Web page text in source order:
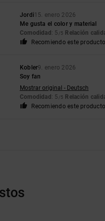
Jordi15. enero 2026
Me gusta el color y material
Comodidad : 5 /5 Relación
Recomiendo este producto
Kobler9. enero 2026
Soy fan
Mostrar original - Deutsch
Comodidad : 5 /5 Relación
Recomiendo este producto